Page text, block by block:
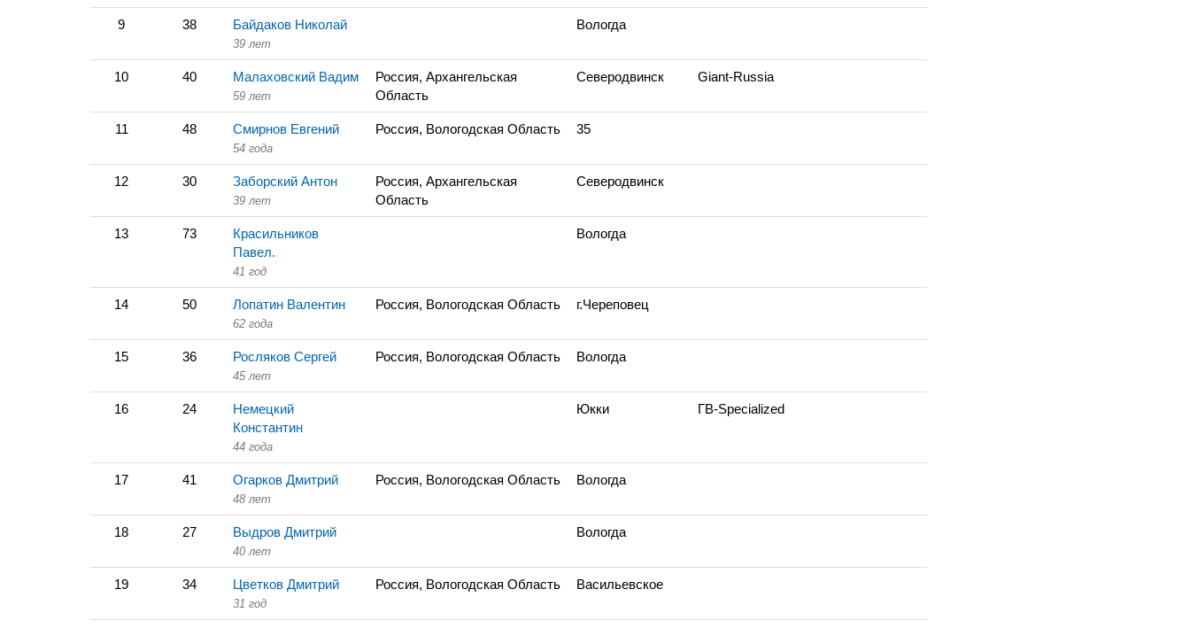
9 38 Байдаков Николай
39 лет
Вологда
10 40 Малаховский Вадим
59 лет
Россия, Архангельская
Область
Северодвинск Giant-Russia
11 48 Смирнов Евгений
54 года
Россия, Вологодская Область 35
12 30 Заборский Антон
39 лет
Россия, Архангельская
Область
Северодвинск
13 73
Красильников
Павел.
41 год
Вологда
14 50 Лопатин Валентин
62 года
Россия, Вологодская Область г.Череповец
15 36 Росляков Сергей
45 лет
Россия, Вологодская Область Вологда
16 24
Немецкий
Константин
44 года
Юкки ГВ-Specialized
17 41 Огарков Дмитрий
48 лет
Россия, Вологодская Область Вологда
18 27 Выдров Дмитрий
40 лет
Вологда
19 34 Цветков Дмитрий
31 год
Россия, Вологодская Область Васильевское